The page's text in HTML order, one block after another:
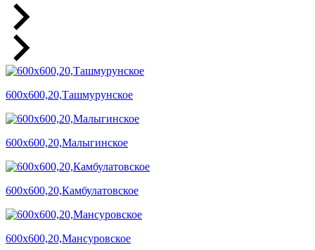
600х600,20,Ташмурунское
600х600,20,Малыгинское
600х600,20,Камбулатовское
600х600,20,Мансуровское